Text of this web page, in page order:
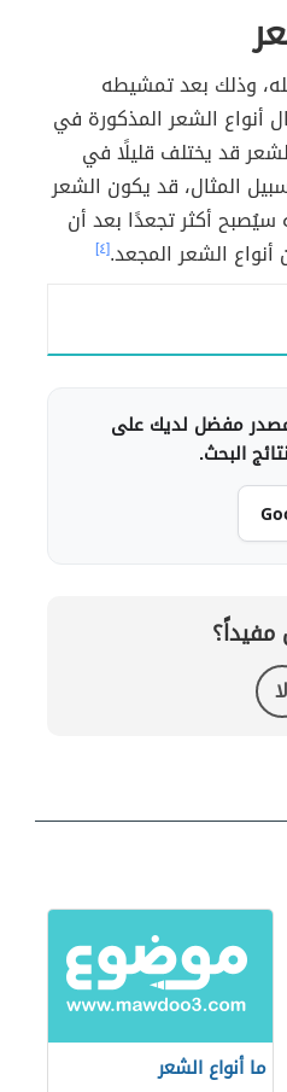
وذلك بعد تمشيطه
أنواع الشعر المذكورة في
قد يختلف قليلًا في
المثال، قد يكون الشعر
أكثر تجعدًا بعد أن
الشعر المجعد.[٤]
مفضل لديك على
البحث.
لا
ما أنواع الشعر